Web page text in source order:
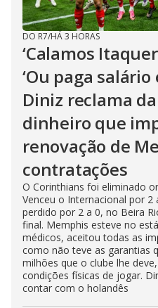
DO R7/HÁ 3 HORAS
‘Calamos
‘Ou paga
Diniz reclama
dinheiro que
renovação de
contratações
O Corinthians foi eliminado
Venceu o Internacional por
perdido por 2 a 0, no Beira
final. Memphis esteve no
médicos, aceitou todas as
como não teve as garantias
milhões que o clube lhe
condições físicas de jogar.
contar com o holandês